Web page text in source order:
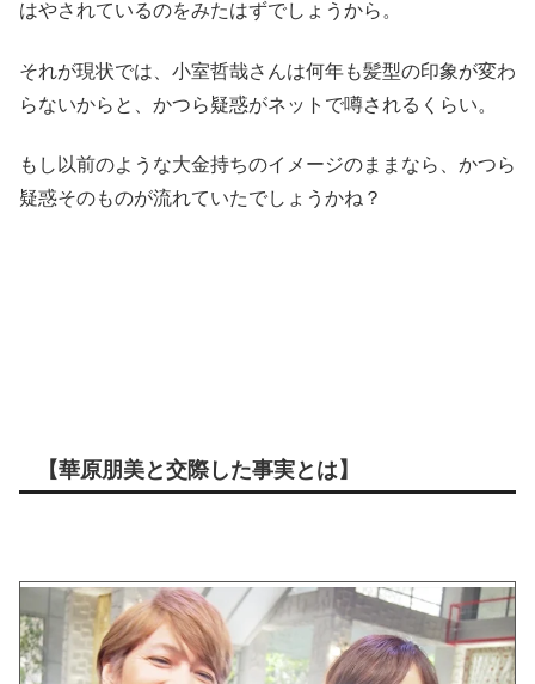
はやされているのをみたはずでしょうから。
それが現状では、小室哲哉さんは何年も髪型の印象が変わ
らないからと、かつら疑惑がネットで噂されるくらい。
もし以前のような大金持ちのイメージのままなら、かつら
疑惑そのものが流れていたでしょうかね？
【華原朋美と交際した事実とは】